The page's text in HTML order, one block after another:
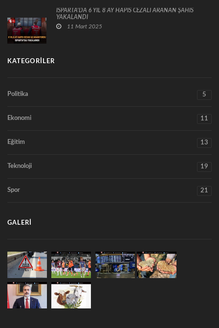
ISPARTA’DA 6 YIL 8 AY HAPİS CEZALI ARANAN ŞAHIS
YAKALANDI
11 Mart 2025
KATEGORILER
Politika 5
Ekonomi 11
Eğitim 13
Teknoloji 19
Spor 21
GALERI